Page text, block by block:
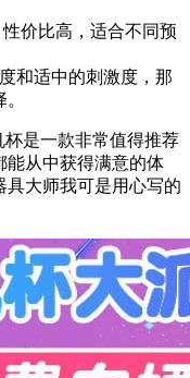
价比高，适合不同预
和适中的刺激度，那
是一款非常值得推荐
能从中获得满意的体
大师我可是用心写的